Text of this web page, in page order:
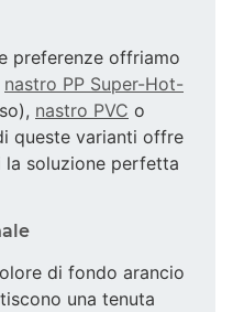
preferenze offriamo
nastro PP Super-Hot-
nastro PVC o
queste varianti offre
soluzione perfetta
di fondo arancio
una tenuta